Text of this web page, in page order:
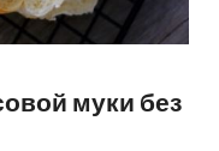
муки без